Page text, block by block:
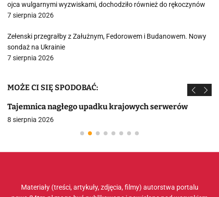
ojca wulgarnymi wyzwiskami, dochodziło również do rękoczynów
7 sierpnia 2026
Zełenski przegrałby z Załużnym, Fedorowem i Budanowem. Nowy
sondaż na Ukrainie
7 sierpnia 2026
MOŻE CI SIĘ SPODOBAĆ:
Tajemnica nagłego upadku krajowych serwerów
8 sierpnia 2026
Materiały (treści, artykuły, zdjęcia, filmy) autorstwa portalu